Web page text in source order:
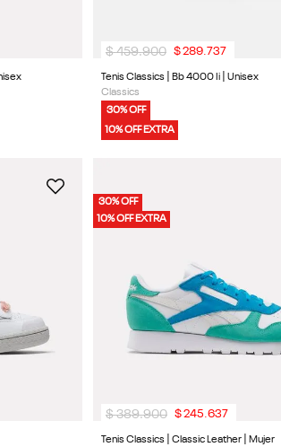
Tenis Classics | Bb 4000 Ii | Unisex
Classics
30% OFF
10% OFF EXTRA
$ 459.900 $289.737
30% OFF
10% OFF EXTRA
Tenis Classics | Classic Leather | Mujer
$ 389.900 $245.637